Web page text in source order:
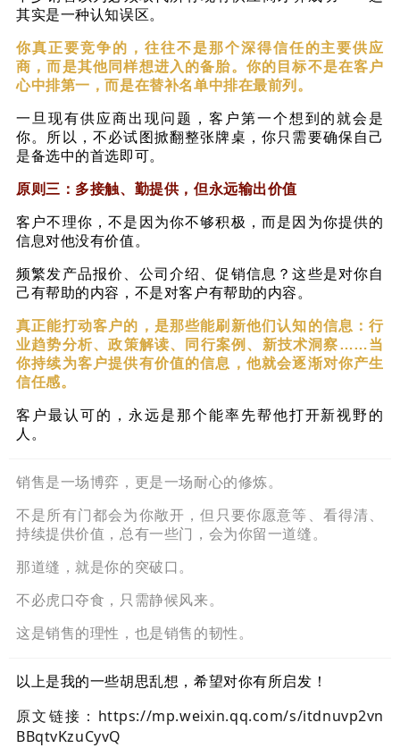
其实是一种认知误区。
你真正要竞争的，往往不是那个深得信任的主要供应
商，而是其他同样想进入的备胎。你的目标不是在客户
心中排第一，而是在替补名单中排在最前列。
一旦现有供应商出现问题，客户第一个想到的就会是
你。所以，不必试图掀翻整张牌桌，你只需要确保自己
是备选中的首选即可。
原则三：多接触、勤提供，但永远输出价值
客户不理你，不是因为你不够积极，而是因为你提供的
信息对他没有价值。
频繁发产品报价、公司介绍、促销信息？这些是对你自
己有帮助的内容，不是对客户有帮助的内容。
真正能打动客户的，是那些能刷新他们认知的信息：行
业趋势分析、政策解读、同行案例、新技术洞察……当
你持续为客户提供有价值的信息，他就会逐渐对你产生
信任感。
客户最认可的，永远是那个能率先帮他打开新视野的
人。
销售是一场博弈，更是一场耐心的修炼。
不是所有门都会为你敞开，但只要你愿意等、看得清、
持续提供价值， 总有一些门，会为你留一道缝。
那道缝，就是你的突破口。
不必虎口夺食，只需静候风来。
这是销售的理性，也是销售的韧性。
以上是我的一些胡思乱想，希望对你有所启发！
原文链接：https://mp.weixin.qq.com/s/itdnuvp2vn
BBqtvKzuCyvQ